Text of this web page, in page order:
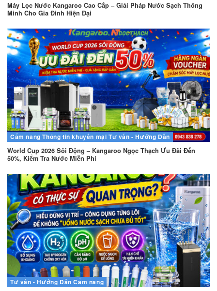
Máy Lọc Nước Kangaroo Cao Cấp – Giải Pháp Nước Sạch Thông
Minh Cho Gia Đình Hiện Đại
Cẩm nang Thông tin khuyến mại Tư vấn - Hướng Dẫn
World Cup 2026 Sôi Động – Kangaroo Ngọc Thạch Ưu Đãi Đến
50%, Kiểm Tra Nước Miễn Phí
Tư vấn - Hướng Dẫn Cẩm nang